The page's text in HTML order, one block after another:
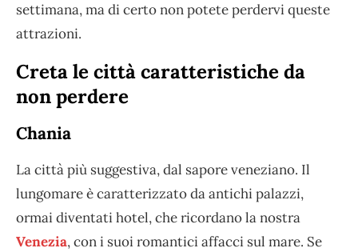
settimana, ma di certo non potete perdervi queste
attrazioni.
Creta le città caratteristiche da
non perdere
Chania
La città più suggestiva, dal sapore veneziano. Il
lungomare è caratterizzato da antichi palazzi,
ormai diventati hotel, che ricordano la nostra
Venezia, con i suoi romantici affacci sul mare. Se